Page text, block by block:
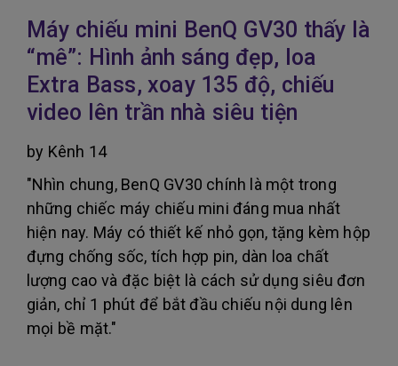
Máy chiếu mini BenQ GV30 thấy là
“mê”: Hình ảnh sáng đẹp, loa
Extra Bass, xoay 135 độ, chiếu
video lên trần nhà siêu tiện
by Kênh 14
"Nhìn chung, BenQ GV30 chính là một trong
những chiếc máy chiếu mini đáng mua nhất
hiện nay. Máy có thiết kế nhỏ gọn, tặng kèm hộp
đựng chống sốc, tích hợp pin, dàn loa chất
lượng cao và đặc biệt là cách sử dụng siêu đơn
giản, chỉ 1 phút để bắt đầu chiếu nội dung lên
mọi bề mặt."